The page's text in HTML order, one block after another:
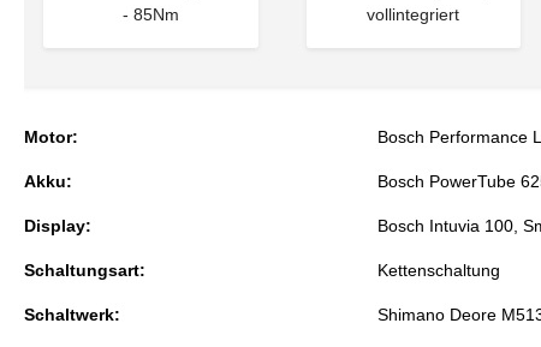
- 85Nm
vollintegriert
Motor: Bosch Performance
Akku: Bosch PowerTube
Display: Bosch Intuvia 100,
Schaltungsart: Kettenschaltung
Schaltwerk: Shimano Deore